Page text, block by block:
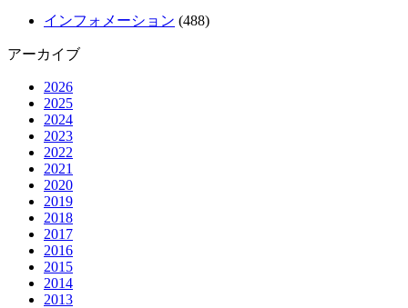
インフォメーション (488)
アーカイブ
2026
2025
2024
2023
2022
2021
2020
2019
2018
2017
2016
2015
2014
2013